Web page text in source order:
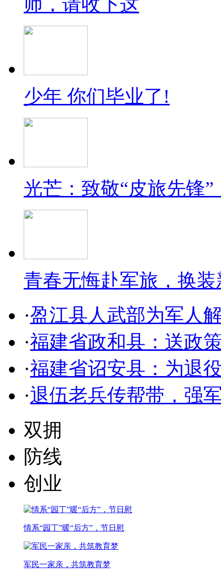
少年 你们毕业了!
光芒：致敬“皮旅先锋”
青春无悔赴军旅，换
·盈江县人武部为军人
·福建省政和县：送政
·福建省诏安县：为退
·退伍老兵传帮带，强
双拥
防线
创业
情系“园丁”暖“后方”，节日慰
军民一家亲，共筑教育梦